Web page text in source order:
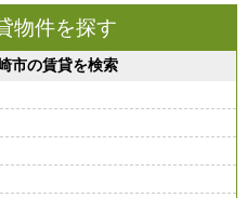
物件を探す
市の賃貸を検索